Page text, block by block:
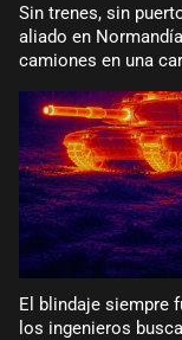
Sin trenes, sin
aliado en
camiones en una
El blindaje siempre
los ingenieros